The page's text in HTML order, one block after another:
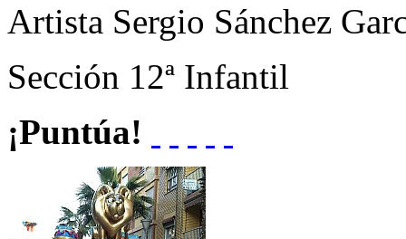
Artista Sergio Sánchez
Sección 12ª Infantil
¡Puntúa!